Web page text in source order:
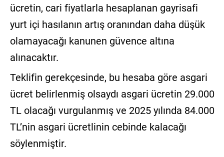
ücretin, cari fiyatlarla hesaplanan gayrisafi
yurt içi hasılanın artış oranından daha düşük
olamayacağı kanunen güvence altına
alınacaktır.
Teklifin gerekçesinde, bu hesaba göre asgari
ücret belirlenmiş olsaydı asgari ücretin 29.000
TL olacağı vurgulanmış ve 2025 yılında 84.000
TL’nin asgari ücretlinin cebinde kalacağı
söylenmiştir.